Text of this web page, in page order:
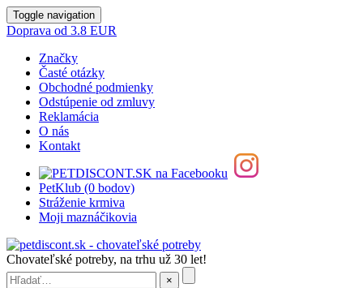
Toggle navigation
Doprava od 3.8 EUR
Značky
Časté otázky
Obchodné podmienky
Odstúpenie od zmluvy
Reklamácia
O nás
Kontakt
PetKlub (0 bodov)
Stráženie krmiva
Moji maznáčikovia
Chovateľské potreby, na trhu už 30 let!